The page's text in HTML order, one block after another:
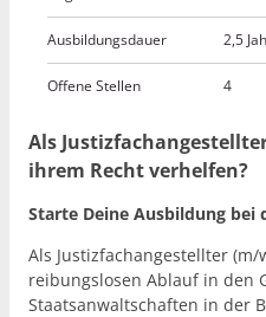
Ausbildungsdauer 2,5
Offene Stellen 4
Als
ihrem Recht verhelfen?
Starte Deine Ausbildung bei
Als Justizfachangestellter
reibungslosen Ablauf in den
Staatsanwaltschaften in der